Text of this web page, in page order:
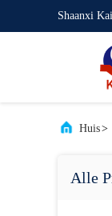
Shaanxi
Huis>
Alle